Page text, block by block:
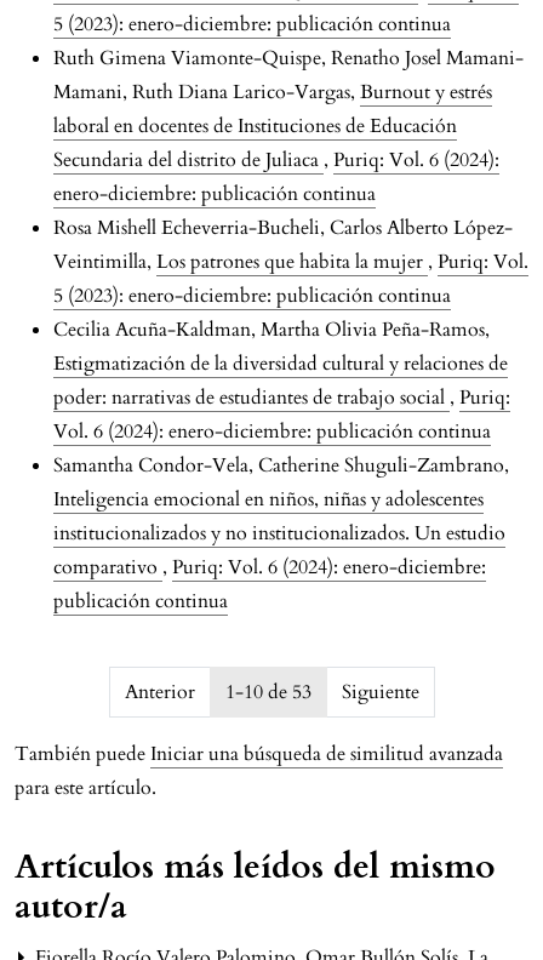
5 (2023): enero-diciembre: publicación continua
Ruth Gimena Viamonte-Quispe, Renatho Josel Mamani-
Mamani, Ruth Diana Larico-Vargas, Burnout y estrés
laboral en docentes de Instituciones de Educación
Secundaria del distrito de Juliaca , Puriq: Vol. 6 (2024):
enero-diciembre: publicación continua
Rosa Mishell Echeverria-Bucheli, Carlos Alberto López-
Veintimilla, Los patrones que habita la mujer , Puriq: Vol.
5 (2023): enero-diciembre: publicación continua
Cecilia Acuña-Kaldman, Martha Olivia Peña-Ramos,
Estigmatización de la diversidad cultural y relaciones de
poder: narrativas de estudiantes de trabajo social , Puriq:
Vol. 6 (2024): enero-diciembre: publicación continua
Samantha Condor-Vela, Catherine Shuguli-Zambrano,
Inteligencia emocional en niños, niñas y adolescentes
institucionalizados y no institucionalizados. Un estudio
comparativo , Puriq: Vol. 6 (2024): enero-diciembre:
publicación continua
issue.pagination6a75901873a8f
Anterior 1-10 de 53 Siguiente
También puede Iniciar una búsqueda de similitud avanzada
para este artículo.
Artículos más leídos del mismo
autor/a